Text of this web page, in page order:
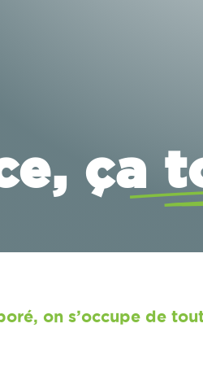
ça
on s’occupe de